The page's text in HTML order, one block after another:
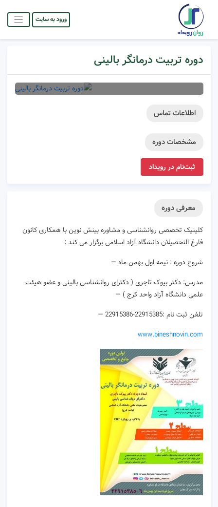
ورود به سایت
دوره تربیت درمانگر بالینی
اطلاعات تماس
مشخصات دوره
ثبت‌نام در رویداد
معرفی دوره
کلینیک تخصصی روانشناسی و مشاوره بینش نوین با همکاری کانون
فارغ التحصیلان دانشگاه آزاد اسلامی برگزار می کند :
شروع دوره : نیمه اول بهمن ماه —
مدرس: دکتر بیوک تاجری ( دکترای روانشناسی بالینی و عضو هیئت
علمی دانشگاه آزاد واحد کرج ) —
تلفن ثبت نام :22915385-22915386 —
www.bineshnovin.com